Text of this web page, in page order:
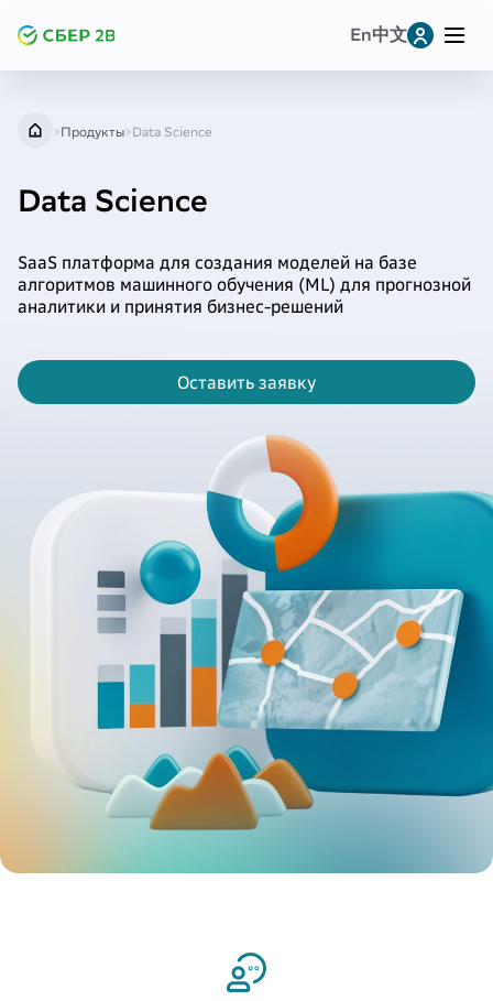
En中文
>Продукты>Data Science
Data Science
SaaS платформа для создания моделей на базе
алгоритмов машинного обучения (ML) для прогнозной
аналитики и принятия бизнес-решений
Оставить заявку
Заявка на консультацию
Нажимая «Отправить», вы даётеСогласие на обработку
персональных данныхв соответствии с
Политикой обработки
персональных данных*
Согласиена получение информационных рассылок
Отправить
Leave a request for research
Нажимая «Отправить», вы даётеСогласие на обработку
персональных данныхв соответствии с
Политикой обработки
персональных данных*
Согласиена получение информационных рассылок
Send
Нажимая «Отправить», вы даётеСогласие на обработку
персональных данныхв соответствии с
Политикой обработки
персональных данных*
Согласиена получение информационных рассылок
提交
Telegram
Whatsapp
MAX